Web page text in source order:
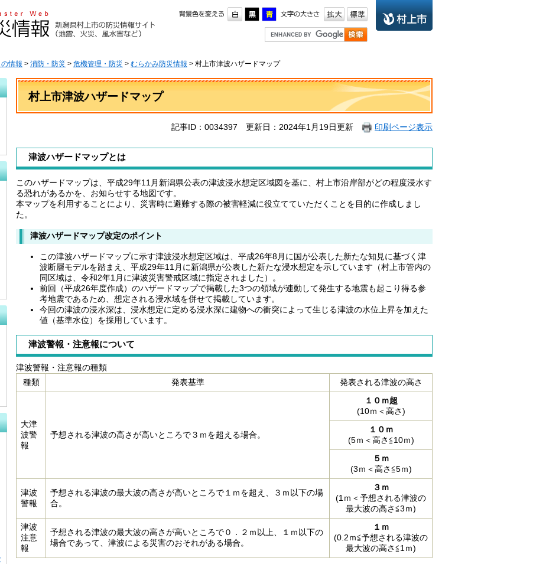
g
l
e
カ
ス
の情報 > 消防・防災 > 危機管理・防災 > むらかみ防災情報 > 村上市津波ハザードマップ
本
村上市津波ハザードマップ
記事ID：0034397 更新日：2024年1月19日更新 印刷ページ表示
津波ハザードマップとは
このハザードマップは、平成29年11月新潟県公表の津波浸水想定区域図を基に、村上市沿岸部がどの程度浸水す
る恐れがあるかを、お知らせする地図です。
本マップを利用することにより、災害時に避難する際の被害軽減に役立てていただくことを目的に作成しまし
た。
津波ハザードマップ改定のポイント
この津波ハザードマップに示す津波浸水想定区域は、平成26年8月に国が公表した新たな知見に基づく津
波断層モデルを踏まえ、平成29年11月に新潟県が公表した新たな浸水想定を示しています（村上市管内の
同区域は、令和2年1月に津波災害警戒区域に指定されました）。
前回（平成26年度作成）のハザードマップで掲載した3つの領域が連動して発生する地震も起こり得る参
考地震であるため、想定される浸水域を併せて掲載しています。
今回の津波の浸水深は、浸水想定に定める浸水深に建物への衝突によって生じる津波の水位上昇を加えた
値（基準水位）を採用しています。
津波警報・注意報について
津波警報・注意報の種類
種類
発表基準 発表される津波の高さ
大津
波警
報
予想される津波の高さが高いところで３ｍを超える場合。
１０ｍ超
(10ｍ＜高さ)
１０ｍ
(5ｍ＜高さ≦10ｍ)
５ｍ
(3ｍ＜高さ≦5ｍ)
津波
警報
予想される津波の最大波の高さが高いところで１ｍを超え、３ｍ以下の場
合。
３ｍ
(1ｍ＜予想される津波の
最大波の高さ≦3ｍ)
津波
注意
報
予想される津波の最大波の高さが高いところで０．２ｍ以上、１ｍ以下の
場合であって、津波による災害のおそれがある場合。
１ｍ
(0.2ｍ≦予想される津波の
最大波の高さ≦1ｍ)